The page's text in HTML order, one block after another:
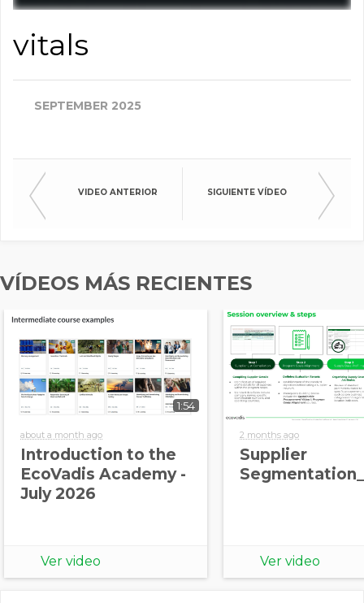
vitals
SEPTEMBER 2025
VIDEO ANTERIOR SIGUIENTE VÍDEO
VÍDEOS MÁS RECIENTES
1:54
about a month ago
Introduction to the
EcoVadis Academy -
July 2026
Ver video
2 months ago
Supplier
Ver video